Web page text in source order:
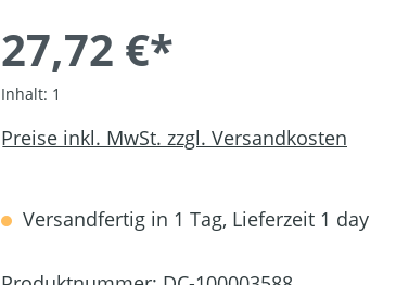
27,72 €*
Inhalt: 1
Preise inkl. MwSt. zzgl. Versandkosten
Versandfertig in 1 Tag, Lieferzeit 1 day